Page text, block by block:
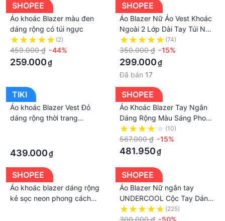
SHOPEE
Áo khoác Blazer màu đen
dáng rộng có túi ngực
(2)
459.000 ₫ -44%
259.000₫
SHOPEE
Áo Blazer Nữ Áo Vest Khoác
Ngoài 2 Lớp Dài Tay Túi Nắp
Dáng Rộng Phong Cách Hàn
Quốc Misoul 101
(74)
350.000 ₫ -15%
299.000₫
Đã bán 17
TIKI
Áo khoác Blazer Vest Đỏ
dáng rộng thời trang
439.000₫
SHOPEE
Áo Khoác Blazer Tay Ngắn
Dáng Rộng Màu Sáng Phong
Cách Hàn Quốc Sang Trọng
Cho Nam
(10)
567.000 ₫ -15%
481.950₫
SHOPEE
Áo khoác blazer dáng rộng
kẻ sọc neon phong cách
SHOPEE
Áo Blazer Nữ ngắn tay
UNDERCOOL Cộc Tay Dáng
Rộng mầu đen, trắng , be , 2
cúc khoác ngoài
(225)
300.000 ₫ -50%